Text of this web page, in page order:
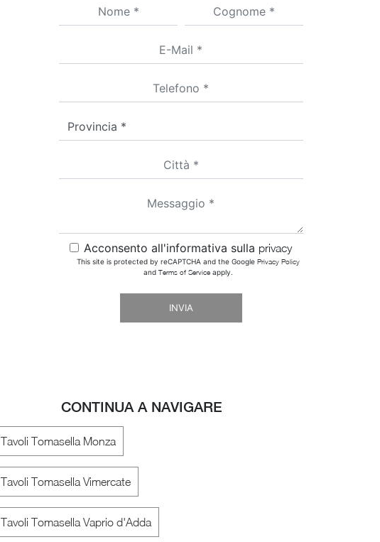
Acconsento all'informativa sulla privacy
This site is protected by reCAPTCHA and the Google Privacy Policy
and Terms of Serviceapply.
INVIA
CONTINUA A NAVIGARE
Tavoli Tomasella Monza
Tavoli Tomasella Vimercate
Tavoli Tomasella Vaprio d'Adda